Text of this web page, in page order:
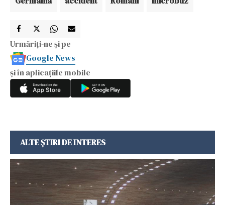
Urmăriți-ne și pe
Google News
și în aplicațiile mobile
ALTE ȘTIRI DE INTERES